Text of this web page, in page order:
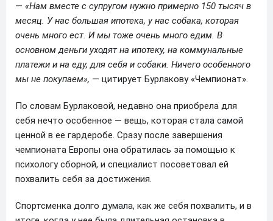
— «Нам вместе с супругом нужно примерно 150 тысяч в
месяц. У нас большая ипотека, у нас собака, которая
очень много ест. И мы тоже очень много едим. В
основном деньги уходят на ипотеку, на коммунальные
платежи и на еду, для себя и собаки. Ничего особенного
мы не покупаем», — цитирует Бурлакову «Чемпионат».
По словам Бурлаковой, недавно она приобрела для
себя нечто особенное — вещь, которая стала самой
ценной в ее гардеробе. Сразу после завершения
чемпионата Европы она обратилась за помощью к
психологу сборной, и специалист посоветовал ей
похвалить себя за достижения.
Спортсменка долго думала, как же себя похвалить, и в